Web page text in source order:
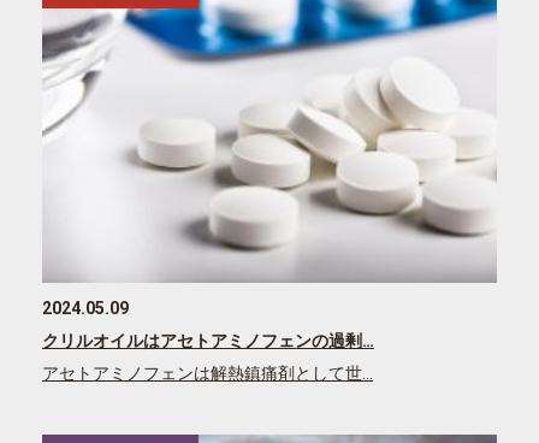
2024.05.09
クリルオイルはアセトアミノフェンの過剰…
アセトアミノフェンは解熱鎮痛剤として世…